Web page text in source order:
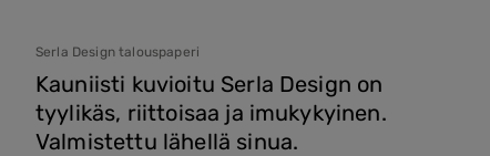
Serla Design talouspaperi
Kauniisti kuvioitu Serla Design on
tyylikäs, riittoisaa ja imukykyinen.
Valmistettu lähellä sinua.